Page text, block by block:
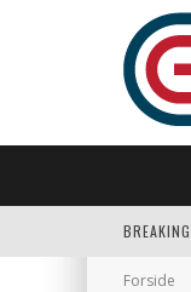
BREAKING
Forside